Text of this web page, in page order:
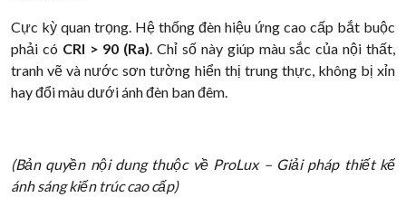
Cực kỳ quan trọng. Hệ thống đèn hiệu ứng cao cấp bắt buộc
phải có CRI > 90 (Ra) . Chỉ số này giúp màu sắc của nội thất,
tranh vẽ và nước sơn tường hiển thị trung thực, không bị xỉn
hay đổi màu dưới ánh đèn ban đêm.
(Bản quyền nội dung thuộc về ProLux – Giải pháp thiết kế
ánh sáng kiến trúc cao cấp)